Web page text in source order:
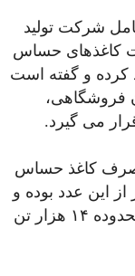
شرکت تولید
کاغذهای حساس
۹۶۰۰ تن برآورد کرده و گفته است
فروشگاهی،
می گیرد.
کاغذ حساس
این عدد بوده و
برآورد کرده که این عدد، دست کم در محدوده ۱۴ هزار تن